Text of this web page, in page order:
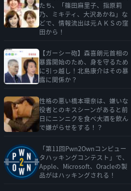
たち、「篠田麻里子、指原莉
乃、ミキティ、大沢あかね」な
どで、情報流出は元ＡＫＳの窪
田から！
【ガーシー砲】森喜朗元首相の
暴露開始のため、身を守るため
に引っ越し！北島康介はその暴
露に関係か？
性格の悪い橋本環奈は、嫌いな
役者とのキスシーンがあると前
日にニンニクを食べ大酒を飲ん
で嫌がらせをする！？
「第11回Pwn2Ownコンピュー
タハッキングコンテスト」で、
Apple、Microsoft、Oracleの製
品がはハッキングされる！